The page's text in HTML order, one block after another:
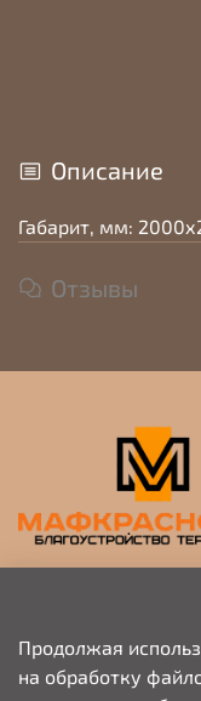
Описание
Габарит, мм:
Отзывы
Продолжая
на обработку